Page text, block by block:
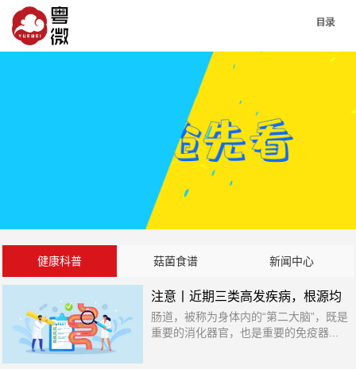
健康科普 菇菌食谱 新闻中心
注意丨近期三类高发疾病，根源均
在肠道
肠道，被称为身体内的“第二大脑”，既是
重要的消化器官，也是重要的免疫器...